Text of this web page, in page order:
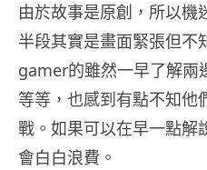
由於故事是原創，所以機
半段其實是畫面緊張但不
gamer的雖然一早了解兩
等等，也感到有點不知他
戰。如果可以在早一點解
會白白浪費。